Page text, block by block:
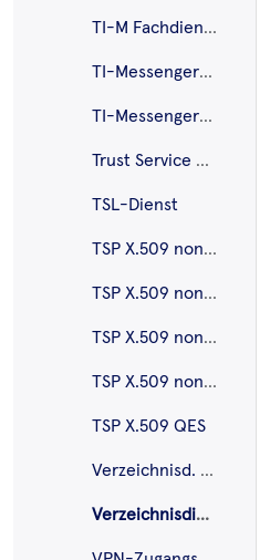
TI-M Fachdienst Pro
TI-Messenger-Client
TI-Messenger-Fachdienst
Trust Service Provider CVC
TSL-Dienst
TSP X.509 nonQES – eGK
TSP X.509 nonQES – HBA
TSP X.509 nonQES – Komponentenzertifikate
TSP X.509 nonQES – SMC-B
TSP X.509 QES
Verzeichnisd. FHIR
Verzeichnisdienst